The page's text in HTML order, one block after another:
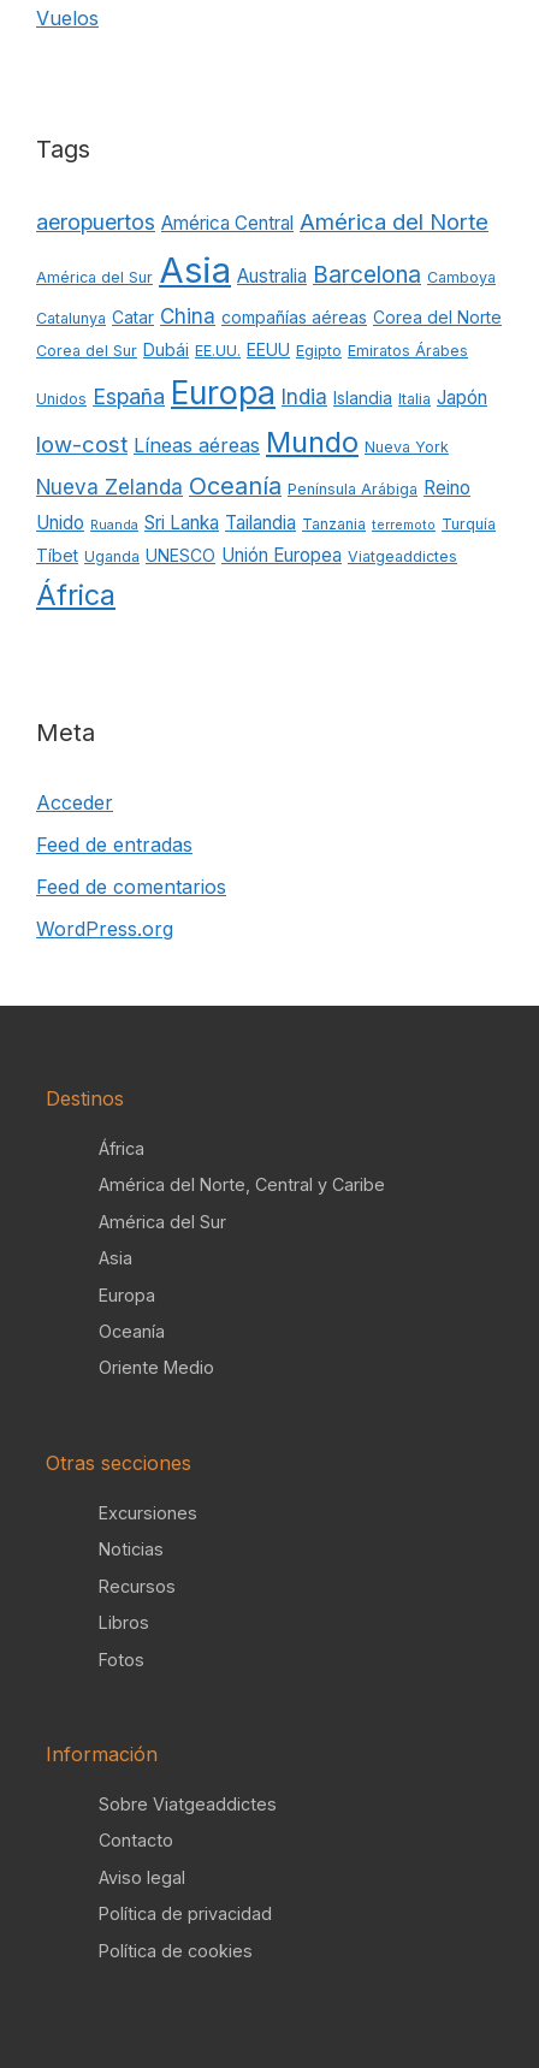
Vuelos
Tags
aeropuertos América Central América del Norte
América del Sur Asia Australia Barcelona Camboya
Catalunya Catar China compañías aéreas Corea del Norte
Corea del Sur Dubái EE.UU. EEUU Egipto Emiratos Árabes
Unidos España Europa India Islandia Italia Japón
low-cost Líneas aéreas Mundo Nueva York
Nueva Zelanda Oceanía Península Arábiga Reino
Unido Ruanda Sri Lanka Tailandia Tanzania terremoto Turquía
Tíbet Uganda UNESCO Unión Europea Viatgeaddictes
África
Meta
Acceder
Feed de entradas
Feed de comentarios
WordPress.org
Destinos
África
América del Norte, Central y Caribe
América del Sur
Asia
Europa
Oceanía
Oriente Medio
Otras secciones
Excursiones
Noticias
Recursos
Libros
Fotos
Información
Sobre Viatgeaddictes
Contacto
Aviso legal
Política de privacidad
Política de cookies